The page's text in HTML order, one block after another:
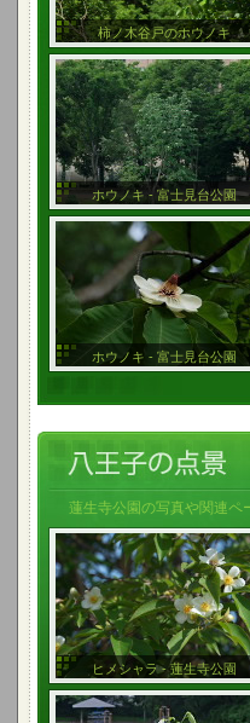
柿ノ木谷戸のホウノキ
ホウノキ - 富士見台公園
ホウノキ - 富士見台公園
蓮生寺公園の写真や関連ペ
ヒメシャラ - 蓮生寺公園